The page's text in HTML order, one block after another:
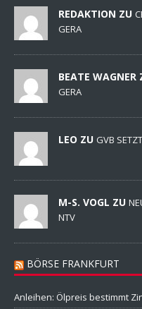
REDAKTION ZU
GERA
BEATE WAGNER
GERA
LEO ZU GVB
M-S. VOGL ZU
NTV
BÖRSE FRANKFURT
Anleihen: Ölpreis bestimmt